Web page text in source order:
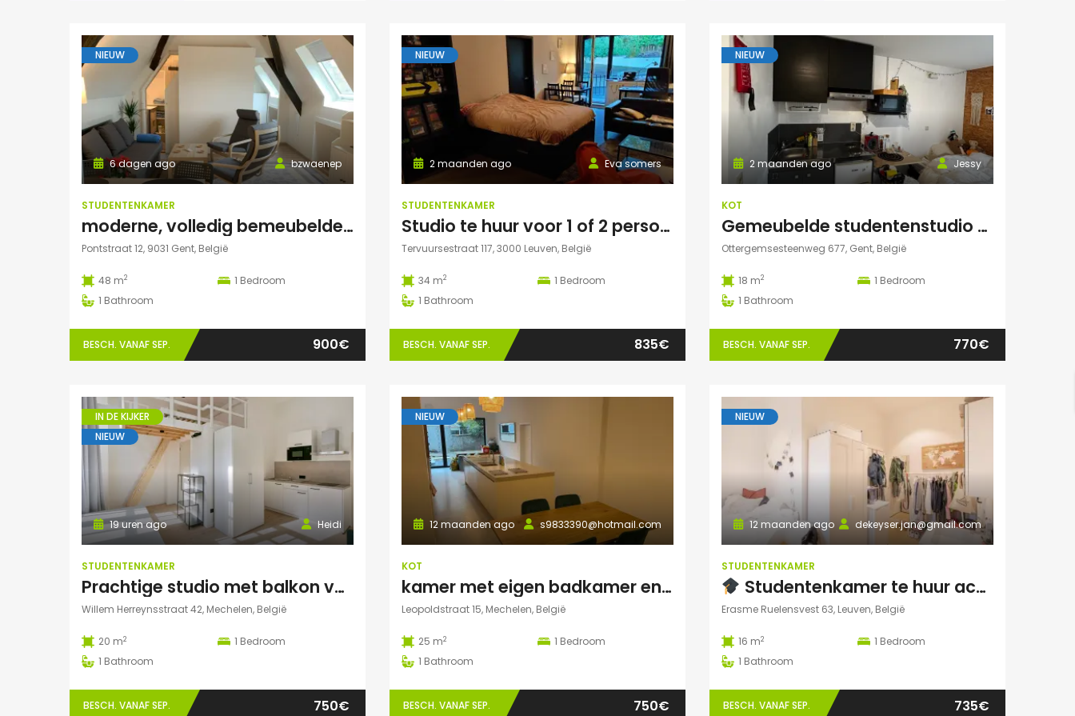
NIEUW
bzwaenep
6 dagen ago
STUDENTENKAMER
moderne, volledig bemeubelde loft
Pontstraat 12, 9031 Gent, België
48 m2 1 Bedroom
1 Bathroom
BESCH. VANAF SEP. 900€
NIEUW
Eva somers
2 maanden ago
STUDENTENKAMER
Studio te huur voor 1 of 2 personen
Tervuursestraat 117, 3000 Leuven, België
34 m2 1 Bedroom
1 Bathroom
BESCH. VANAF SEP. 835€
NIEUW
Jessy
2 maanden ago
KOT
Gemeubelde studentenstudio met privéparking op toplocatie nabij UZ Gent en UGent
Ottergemsesteenweg 677, Gent, België
18 m2 1 Bedroom
1 Bathroom
BESCH. VANAF SEP. 770€
IN DE KIJKER
NIEUW
Heidi
19 uren ago
STUDENTENKAMER
Prachtige studio met balkon voor 1 student(e)!
Willem Herreynsstraat 42, Mechelen, België
20 m2 1 Bedroom
1 Bathroom
BESCH. VANAF SEP. 750€
NIEUW
s9833390@hotmail.com
12 maanden ago
KOT
kamer met eigen badkamer en TERRAS
Leopoldstraat 15, Mechelen, België
25 m2 1 Bedroom
1 Bathroom
BESCH. VANAF SEP. 750€
NIEUW
dekeyser.jan@gmail.com
12 maanden ago
STUDENTENKAMER
Studentenkamer te huur academiejaar 2025-2026 – Ruelensvest 63, Leuven (Naamsepoort)
Erasme Ruelensvest 63, Leuven, België
16 m2 1 Bedroom
1 Bathroom
BESCH. VANAF SEP. 735€